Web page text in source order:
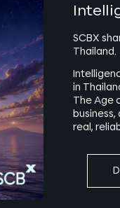
SCBX
Thailand.
in
The Age
real,